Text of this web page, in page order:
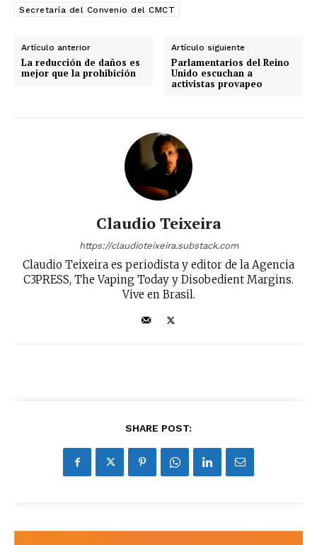
Subscribe to our daily clipping and
receive all the news of vaping and
tobacco harm reduction in your email.
Secretaría del Convenio del CMCT
Artículo anterior
La reducción de daños es
mejor que la prohibición
Artículo siguiente
Parlamentarios del Reino
Unido escuchan a
activistas provapeo
Claudio Teixeira
https://claudioteixeira.substack.com
Claudio Teixeira es periodista y editor de la Agencia
C3PRESS, The Vaping Today y Disobedient Margins.
Vive en Brasil.
SHARE POST: